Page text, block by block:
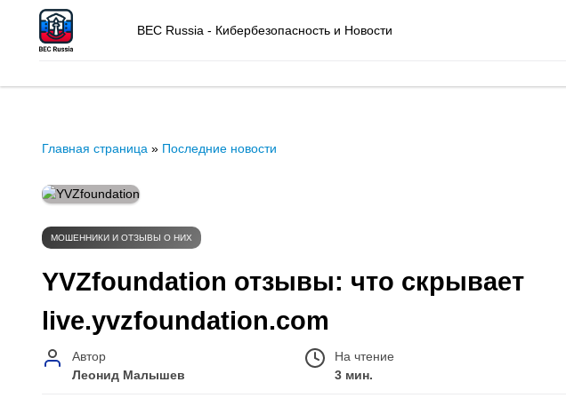
BEC Russia - Кибербезопасность и Новости
Главная страница » Последние новости
МОШЕННИКИ И ОТЗЫВЫ О НИХ
YVZfoundation отзывы: что скрывает
live.yvzfoundation.com
Автор
Леонид Малышев
На чтение
3 мин.